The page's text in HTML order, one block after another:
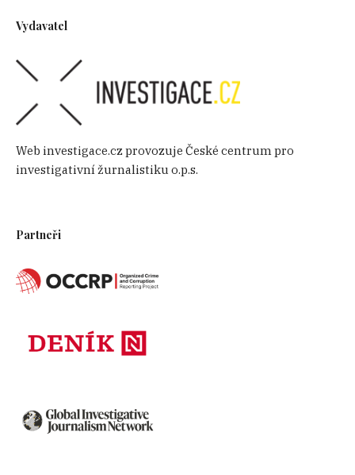
Vydavatel
Web investigace.cz provozuje České centrum pro
investigativní žurnalistiku o.p.s.
Partneři